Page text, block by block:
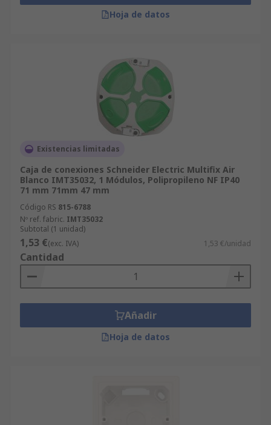
Hoja de datos
Existencias limitadas
Caja de conexiones Schneider Electric Multifix Air
Blanco IMT35032, 1 Módulos, Polipropileno NF IP40
71 mm 71mm 47 mm
Código RS 815-6788
Nº ref. fabric. IMT35032
Subtotal (1 unidad)
1,53 €(exc. IVA) 1,53 €/unidad
Cantidad
Añadir
Hoja de datos